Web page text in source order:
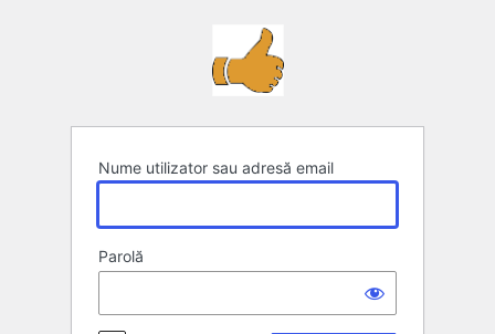
Nume utilizator sau adresă email
Parolă